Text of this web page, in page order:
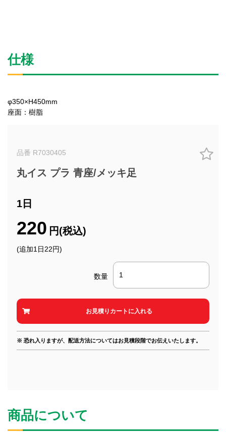
仕様
φ350×H450mm
座面：樹脂
品番 R7030405
丸イス プラ 青座/メッキ足
1日
220 円(税込)
(追加1日22円)
数量
※ 恐れ入りますが、配送方法についてはお見積段階でお伝えいたします。
商品について